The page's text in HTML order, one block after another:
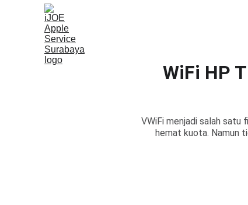
WiFi HP
VWiFi menjadi salah satu
hemat kuota. Namun